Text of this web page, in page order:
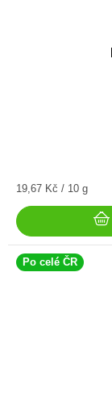
Měrná
19,67 Kč / 10 g
Po celé ČR